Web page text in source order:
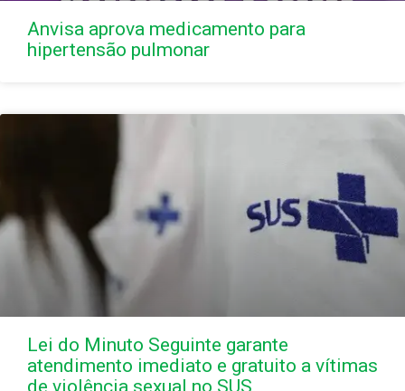
Anvisa aprova medicamento para
hipertensão pulmonar
Lei do Minuto Seguinte garante
atendimento imediato e gratuito a vítimas
de violência sexual no SUS